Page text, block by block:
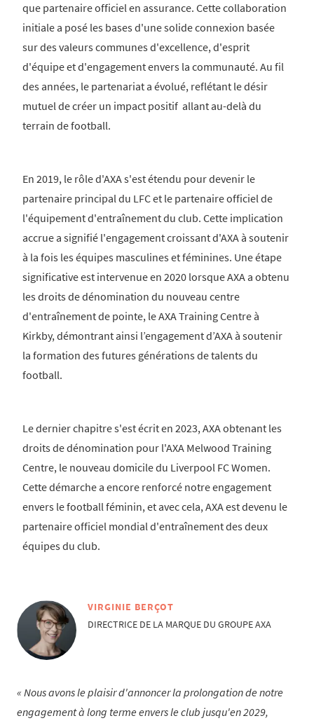
que partenaire officiel en assurance. Cette collaboration
initiale a posé les bases d'une solide connexion basée
sur des valeurs communes d'excellence, d'esprit
d'équipe et d'engagement envers la communauté. Au fil
des années, le partenariat a évolué, reflétant le désir
mutuel de créer un impact positif allant au-delà du
terrain de football.
En 2019, le rôle d'AXA s'est étendu pour devenir le
partenaire principal du LFC et le partenaire officiel de
l'équipement d'entraînement du club. Cette implication
accrue a signifié l'engagement croissant d'AXA à soutenir
à la fois les équipes masculines et féminines. Une étape
significative est intervenue en 2020 lorsque AXA a obtenu
les droits de dénomination du nouveau centre
d'entraînement de pointe, le AXA Training Centre à
Kirkby, démontrant ainsi l’engagement d’AXA à soutenir
la formation des futures générations de talents du
football.
Le dernier chapitre s'est écrit en 2023, AXA obtenant les
droits de dénomination pour l'AXA Melwood Training
Centre, le nouveau domicile du Liverpool FC Women.
Cette démarche a encore renforcé notre engagement
envers le football féminin, et avec cela, AXA est devenu le
partenaire officiel mondial d'entraînement des deux
équipes du club.
VIRGINIE BERÇOT
DIRECTRICE DE LA MARQUE DU GROUPE AXA
Nous avons le plaisir d'annoncer la prolongation de notre
engagement à long terme envers le club jusqu'en 2029,